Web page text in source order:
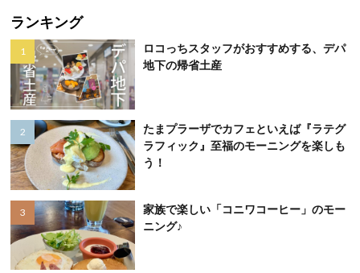
ランキング
ロコっちスタッフがおすすめする、デパ
地下の帰省土産
たまプラーザでカフェといえば『ラテグ
ラフィック』至福のモーニングを楽しも
う！
家族で楽しい「コニワコーヒー」のモー
ニング♪